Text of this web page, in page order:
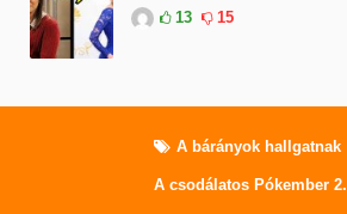
13 15
A bárányok hallgatnak
A csodálatos Pókember 2.